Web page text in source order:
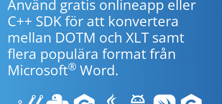
Använd gratis onlineapp eller
C++ SDK för att konvertera
mellan DOTM och XLT samt
flera populära format från
Microsoft® Word.